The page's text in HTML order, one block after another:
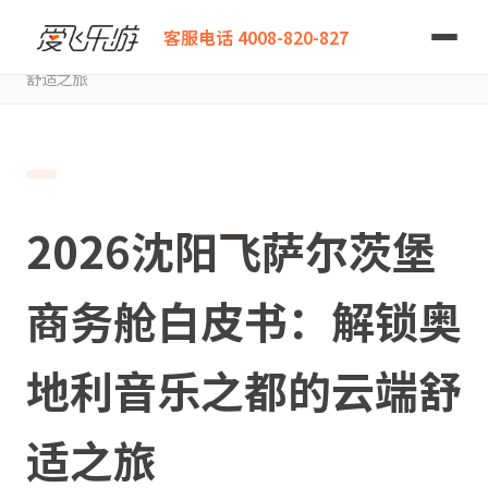
客服电话 4008-820-827
爱飞乐游
2026沈阳飞萨尔茨堡商务舱白皮书：解锁奥地利音乐之都的云端
舒适之旅
2026沈阳飞萨尔茨堡
商务舱白皮书：解锁奥
地利音乐之都的云端舒
适之旅